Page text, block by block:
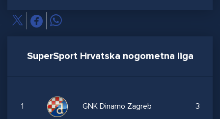
SuperSport Hrvatska nogometna liga
1 GNK Dinamo Zagreb 3